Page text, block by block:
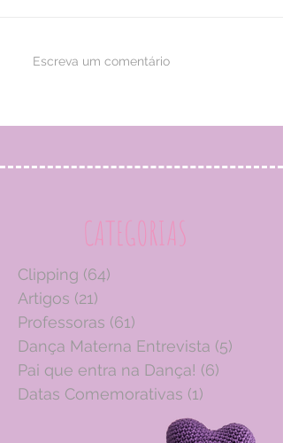
Escreva um comentário
CATEGORIAS
Clipping (64)
Artigos (21)
Professoras (61)
Dança Materna Entrevista (5)
Pai que entra na Dança! (6)
Datas Comemorativas (1)